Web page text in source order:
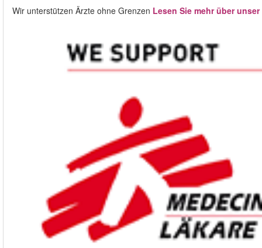
Wir unterstützen Ärzte ohne Grenzen Lesen Sie mehr über